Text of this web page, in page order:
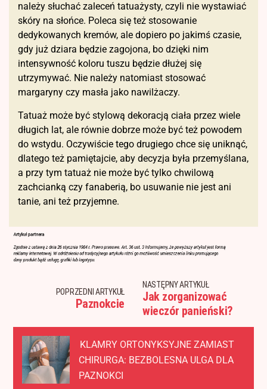
należy słuchać zaleceń tatuażysty, czyli nie wystawiać
skóry na słońce. Poleca się też stosowanie
dedykowanych kremów, ale dopiero po jakimś czasie,
gdy już dziara będzie zagojona, bo dzięki nim
intensywność koloru tuszu będzie dłużej się
utrzymywać. Nie należy natomiast stosować
margaryny czy masła jako nawilżaczy.
Tatuaż może być stylową dekoracją ciała przez wiele
długich lat, ale równie dobrze może być też powodem
do wstydu. Oczywiście tego drugiego chce się uniknąć,
dlatego też pamiętajcie, aby decyzja była przemyślana,
a przy tym tatuaż nie może być tylko chwilową
zachcianką czy fanaberią, bo usuwanie nie jest ani
tanie, ani też przyjemne.
POPRZEDNI ARTYKUŁ
Paznokcie
NASTĘPNY ARTYKUŁ
Jak zorganizować
wieczór panieński?
KLAMRY ORTONYKSYJNE ZAMIAST
CHIRURGA: BEZBOLESNA ULGA DLA
PAZNOKCI